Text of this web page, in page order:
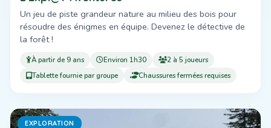
Un jeu de piste grandeur nature au milieu des bois pour
résoudre des énigmes en équipe. Devenez le détective de
la forêt !
À partir de 9 ans Environ 1h30
2 à 5 joueurs
Tablette fournie par groupe
Chaussures fermées requises
EXPLORATION